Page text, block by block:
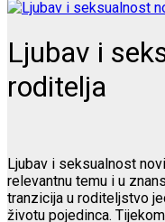
Ljubav i
roditelja
Ljubav i seksualnost
relevantnu temu i u
tranzicija u roditeljstvo
životu pojedinca.